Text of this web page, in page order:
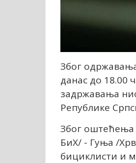
Због
данас до 18.00
задржавања
Републике
Због оштећења
БиХ/ - Гуња /
бициклисти и